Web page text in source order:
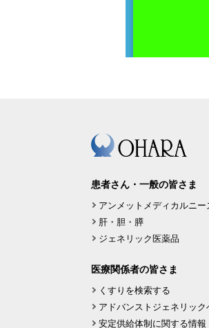
患者さん・一般の皆さま
アンメットメディカルニー
肝・胆・膵
ジェネリック医薬品
医療関係者の皆さま
くすりを検索する
アドバンストジェネリッ
安定供給体制に関する情報